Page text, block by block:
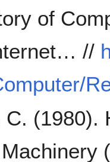
of
//
C. (1980).